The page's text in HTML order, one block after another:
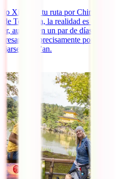
Xi’an en tu ruta por China
Terracota, la realidad es que la
aunque en un par de días se
Y precisamente por eso,
en Xi’an.